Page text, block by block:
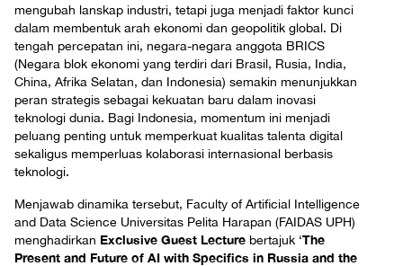
mengubah lanskap industri, tetapi juga menjadi faktor kunci
dalam membentuk arah ekonomi dan geopolitik global. Di
tengah percepatan ini, negara-negara anggota BRICS
(Negara blok ekonomi yang terdiri dari Brasil, Rusia, India,
China, Afrika Selatan, dan Indonesia) semakin menunjukkan
peran strategis sebagai kekuatan baru dalam inovasi
teknologi dunia. Bagi Indonesia, momentum ini menjadi
peluang penting untuk memperkuat kualitas talenta digital
sekaligus memperluas kolaborasi internasional berbasis
teknologi.
Menjawab dinamika tersebut, Faculty of Artificial Intelligence
and Data Science Universitas Pelita Harapan (FAIDAS UPH)
menghadirkan Exclusive Guest Lecture bertajuk ‘The
Present and Future of AI with Specifics in Russia and the